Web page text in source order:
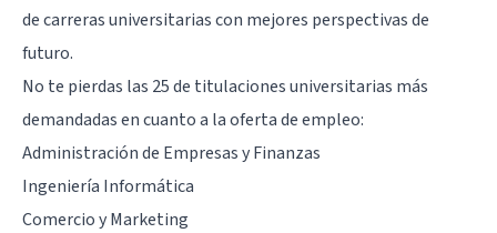
de carreras universitarias con mejores perspectivas de
futuro.
No te pierdas las 25 de titulaciones universitarias más
demandadas en cuanto a la oferta de empleo:
Administración de Empresas y Finanzas
Ingeniería Informática
Comercio y Marketing